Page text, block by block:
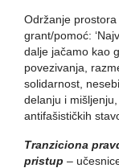
Održanje
grant/pomoć:
dalje jačamo kao
povezivanja,
solidarnost,
delanju i
antifašističkih
Tranziciona
pristup –